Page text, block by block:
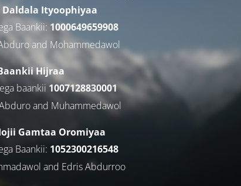
Ityoophiyaa
Baankii: 1000649659908
and Mohammedawol
Hijraa
baankii 1007128830001
and Muhammedawol
Gamtaa Oromiyaa
Baankii: 1052300216548
and Edris Abdurroo